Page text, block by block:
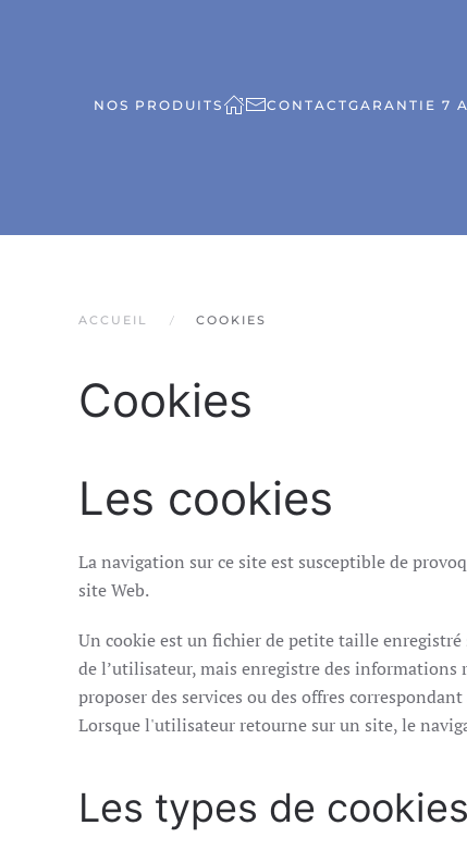
NOS PRODUITS CONTACTGARANTIE 7
ACCUEIL COOKIES
Cookies
Les cookies
La navigation sur ce site est susceptible de
site Web.
Un cookie est un fichier de petite taille
de l’utilisateur, mais enregistre des
proposer des services ou des offres
Lorsque l'utilisateur retourne sur un site, le
Les types de